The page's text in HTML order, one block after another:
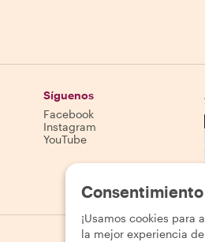
Síguenos
Facebook
Instagram
YouTube
¡Usamos cookies para
la mejor experiencia